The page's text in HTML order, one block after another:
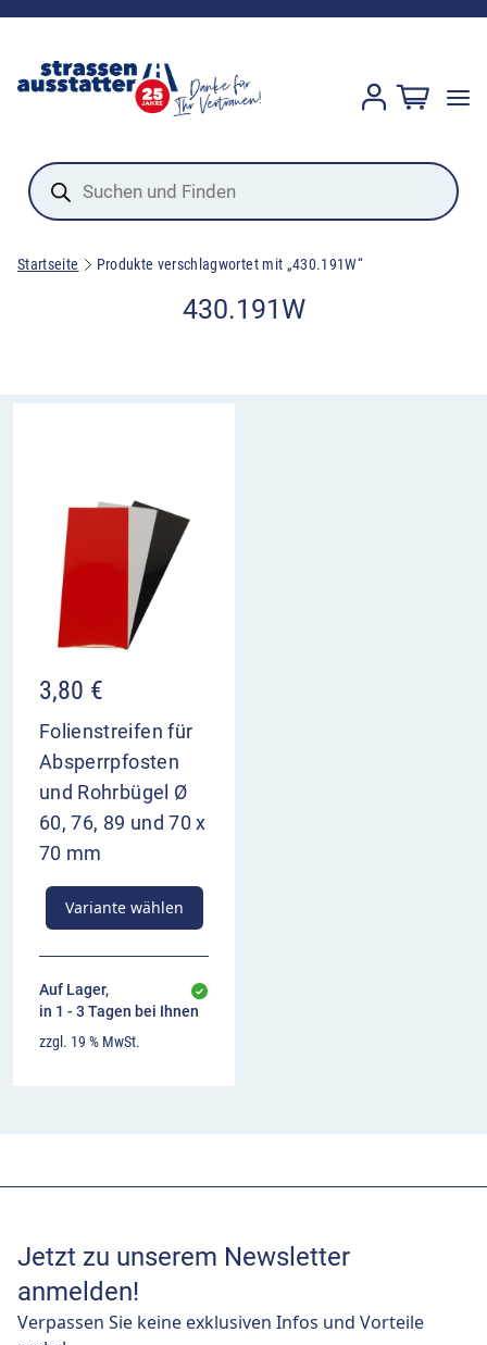
Products
search
Startseite Produkte verschlagwortet mit „430.191W“
430.191W
3,80 €
Folienstreifen für
Absperrpfosten
und Rohrbügel Ø
60, 76, 89 und 70 x
70 mm
Variante wählen
Auf Lager,
in 1 - 3 Tagen bei Ihnen
zzgl. 19 % MwSt.
Jetzt zu unserem Newsletter
anmelden!
Verpassen Sie keine exklusiven Infos und Vorteile